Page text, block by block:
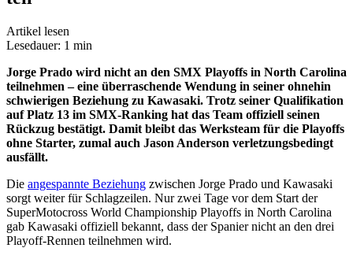
Artikel lesen
Lesedauer: 1 min
Jorge Prado wird nicht an den SMX Playoffs in North Carolina
teilnehmen – eine überraschende Wendung in seiner ohnehin
schwierigen Beziehung zu Kawasaki. Trotz seiner Qualifikation
auf Platz 13 im SMX-Ranking hat das Team offiziell seinen
Rückzug bestätigt. Damit bleibt das Werksteam für die Playoffs
ohne Starter, zumal auch Jason Anderson verletzungsbedingt
ausfällt.
Die angespannte Beziehung zwischen Jorge Prado und Kawasaki
sorgt weiter für Schlagzeilen. Nur zwei Tage vor dem Start der
SuperMotocross World Championship Playoffs in North Carolina
gab Kawasaki offiziell bekannt, dass der Spanier nicht an den drei
Playoff-Rennen teilnehmen wird.